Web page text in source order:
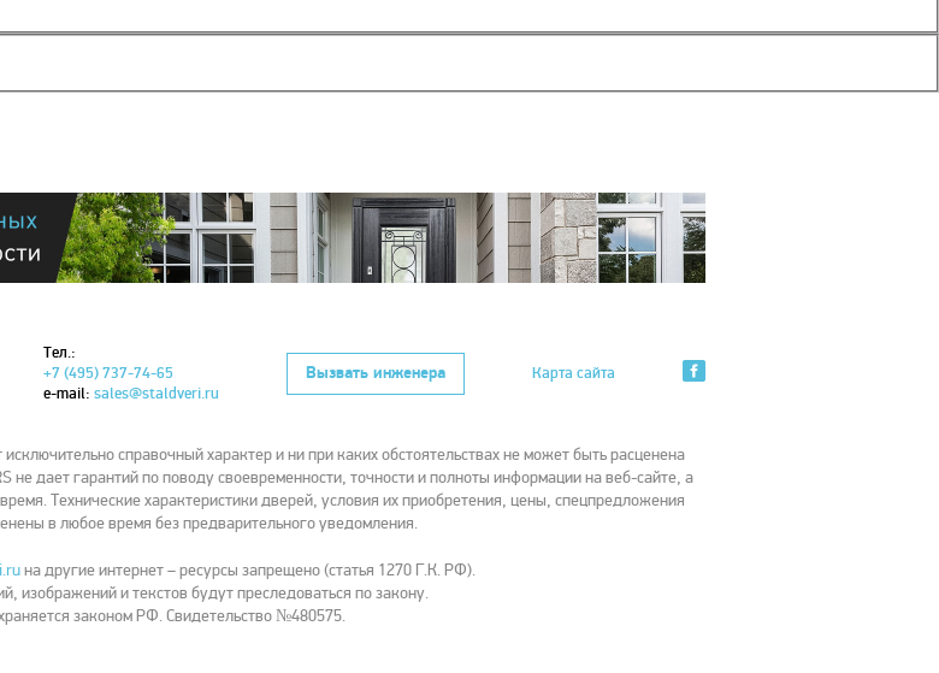
Тел.:
+7 (495) 737-74-65
e-mail: sales@staldveri.ru
Вызвать инженера Карта сайта
справочный характер и ни при каких обстоятельствах не может быть расценена
дает гарантий по поводу своевременности, точности и полноты информации на веб-сайте, а
Технические характеристики дверей, условия их приобретения, цены, спецпредложения
в любое время без предварительного уведомления.
на другие интернет – ресурсы запрещено (статья 1270 Г.К. РФ).
изображений и текстов будут преследоваться по закону.
законом РФ. Свидетельство №480575.